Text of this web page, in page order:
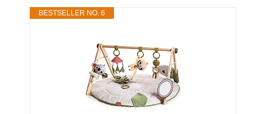
BESTSELLER NO. 6